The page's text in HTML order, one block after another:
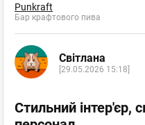
Punkraft
Бар крафтового пива
Світлана
[29.05.2026 15:18]
Стильний інтер'єр,